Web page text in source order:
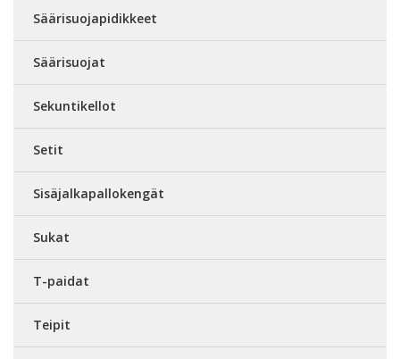
Säärisuojapidikkeet
Säärisuojat
Sekuntikellot
Setit
Sisäjalkapallokengät
Sukat
T-paidat
Teipit